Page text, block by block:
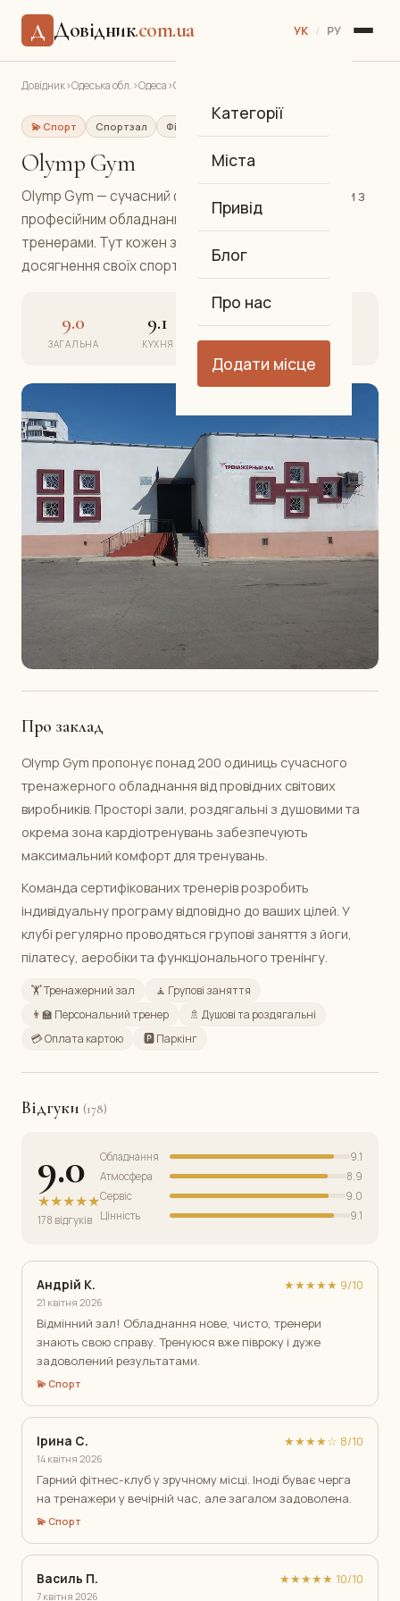
Д Довідник.com.ua УК / РУ
Категорії
Міста
Привід
Блог
Про нас
Додати місце
Довідник›Одеська обл.›Одеса›Olymp Gym
💫 Спорт Спортзал Фітнес-клуб Центр
Olymp Gym
Olymp Gym — сучасний фітнес-клуб у центрі Одеси з
професійним обладнанням та досвідченими
тренерами. Тут кожен знайде програму для
досягнення своїх спортивних цілей.
9.0
ЗАГАЛЬНА
9.1
КУХНЯ
8.9
АТМОСФЕРА
9.0
СЕРВІС
Про заклад
Olymp Gym пропонує понад 200 одиниць сучасного
тренажерного обладнання від провідних світових
виробників. Просторі зали, роздягальні з душовими та
окрема зона кардіотренувань забезпечують
максимальний комфорт для тренувань.
Команда сертифікованих тренерів розробить
індивідуальну програму відповідно до ваших цілей. У
клубі регулярно проводяться групові заняття з йоги,
пілатесу, аеробіки та функціонального тренінгу.
🏋️ Тренажерний зал
🧘 Групові заняття
👨‍🏫 Персональний тренер
🚿 Душові та роздягальні
💳 Оплата картою
🅿️ Паркінг
Відгуки (178)
9.0
★★★★★
178 відгуків
Обладнання
9.1
Атмосфера
8.9
Сервіс
9.0
Цінність
9.1
Андрій К.
21 квітня 2026
★★★★★ 9/10
Відмінний зал! Обладнання нове, чисто, тренери
знають свою справу. Тренуюся вже півроку і дуже
задоволений результатами.
💫 Спорт
Ірина С.
14 квітня 2026
★★★★☆ 8/10
Гарний фітнес-клуб у зручному місці. Іноді буває черга
на тренажери у вечірній час, але загалом задоволена.
💫 Спорт
Василь П.
7 квітня 2026
★★★★★ 10/10